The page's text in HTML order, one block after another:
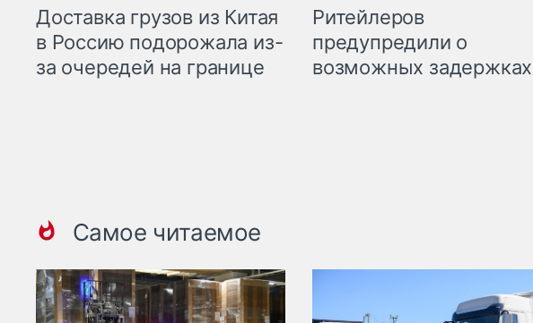
Доставка грузов из Китая
в Россию подорожала из-
за очередей на границе
Ритейлеров
предупредили о
возможных задержках
Самое читаемое